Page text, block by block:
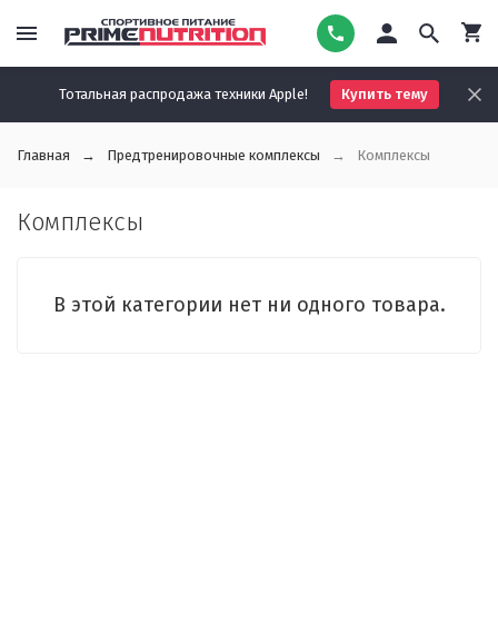
Тотальная распродажа техники Apple! Купить тему
Главная Предтренировочные комплексы Комплексы
Комплексы
В этой категории нет ни одного товара.